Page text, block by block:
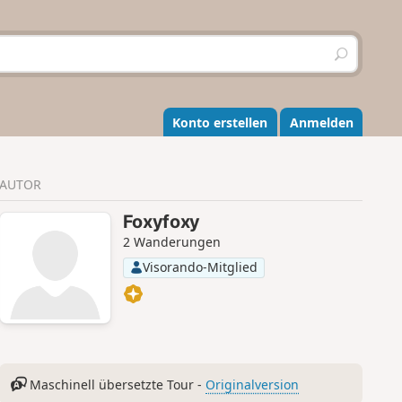
S
u
h
e
n
Konto erstellen Anmelden
AUTOR
Foxyfoxy
2 Wanderungen
Visorando-Mitglied
Maschinell übersetzte Tour - Originalversion